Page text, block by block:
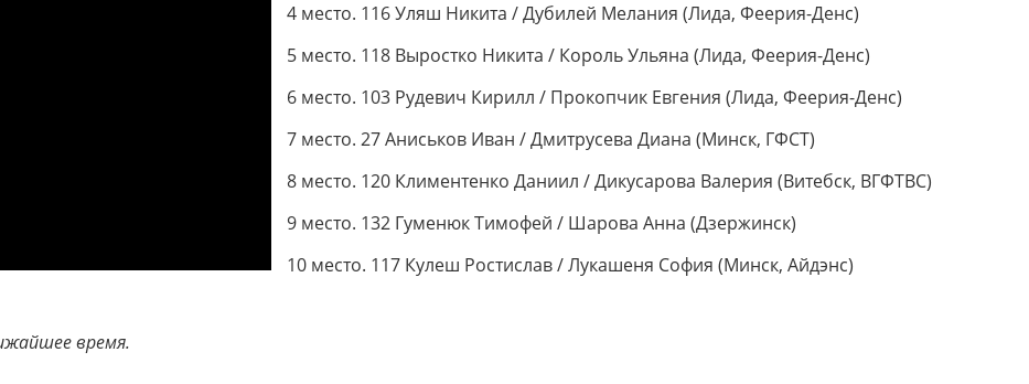
время.
4 место. 116 Уляш Никита / Дубилей Мелания (Лида, Феерия-Денс)
5 место. 118 Выростко Никита / Король Ульяна (Лида, Феерия-Денс)
6 место. 103 Рудевич Кирилл / Прокопчик Евгения (Лида, Феерия-Денс)
7 место. 27 Аниськов Иван / Дмитрусева Диана (Минск, ГФСТ)
8 место. 120 Климентенко Даниил / Дикусарова Валерия (Витебск, ВГФТВС)
9 место. 132 Гуменюк Тимофей / Шарова Анна (Дзержинск)
10 место. 117 Кулеш Ростислав / Лукашеня София (Минск, Айдэнс)